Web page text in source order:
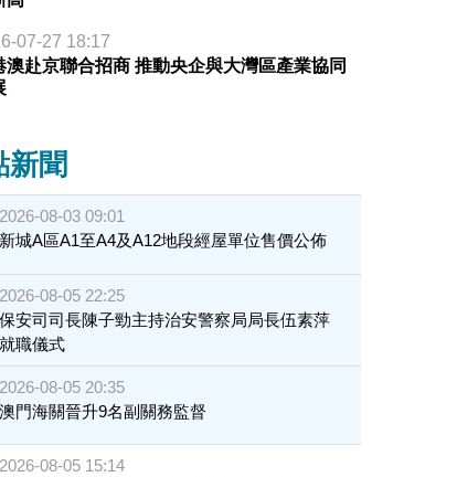
07-27 18:17
澳赴京聯合招商 推動央企與大灣區產業協同
新聞
2026-08-03 09:01
新城A區A1至A4及A12地段經屋單位售價公佈
2026-08-05 22:25
保安司司長陳子勁主持治安警察局局長伍素萍
就職儀式
2026-08-05 20:35
澳門海關晉升9名副關務監督
2026-08-05 15:14